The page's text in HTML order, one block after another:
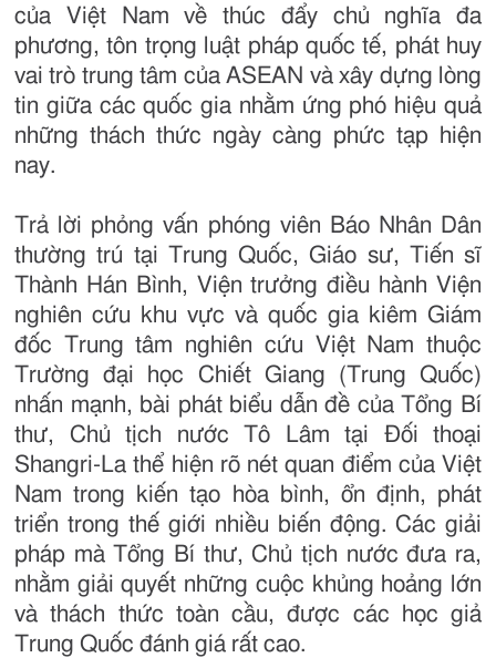
của Việt Nam về thúc đẩy chủ nghĩa đa
phương, tôn trọng luật pháp quốc tế, phát huy
vai trò trung tâm của ASEAN và xây dựng lòng
tin giữa các quốc gia nhằm ứng phó hiệu quả
những thách thức ngày càng phức tạp hiện
nay.
Trả lời phỏng vấn phóng viên Báo Nhân Dân
thường trú tại Trung Quốc, Giáo sư, Tiến sĩ
Thành Hán Bình, Viện trưởng điều hành Viện
nghiên cứu khu vực và quốc gia kiêm Giám
đốc Trung tâm nghiên cứu Việt Nam thuộc
Trường đại học Chiết Giang (Trung Quốc)
nhấn mạnh, bài phát biểu dẫn đề của Tổng Bí
thư, Chủ tịch nước Tô Lâm tại Đối thoại
Shangri-La thể hiện rõ nét quan điểm của Việt
Nam trong kiến tạo hòa bình, ổn định, phát
triển trong thế giới nhiều biến động. Các giải
pháp mà Tổng Bí thư, Chủ tịch nước đưa ra,
nhằm giải quyết những cuộc khủng hoảng lớn
và thách thức toàn cầu, được các học giả
Trung Quốc đánh giá rất cao.